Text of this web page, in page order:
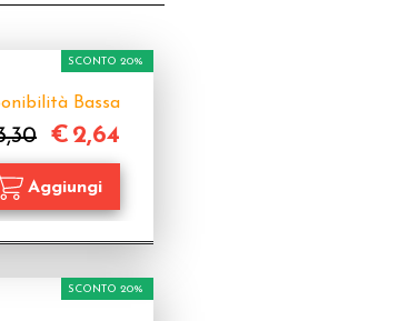
Bassa
SCONTO 20%
€ 2,64
SCONTO 20%